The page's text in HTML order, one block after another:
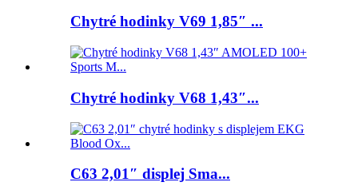
Chytré hodinky V69 1,85″ ...
Chytré hodinky V68 1,43″...
C63 2,01″ displej Sma...